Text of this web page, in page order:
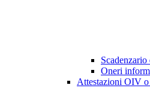
Oneri
Attestazioni OIV o